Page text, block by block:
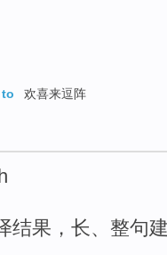
欢喜来逗阵
结果，长、整句